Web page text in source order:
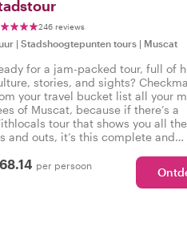
246 reviews
| Stadshoogtepunten tours | Muscat
for a jam-packed tour, full of
stories, and sights?
your travel bucket list all your
of Muscat, because if there’s a
tour that shows you all
and outs, it’s this complete and
per persoon